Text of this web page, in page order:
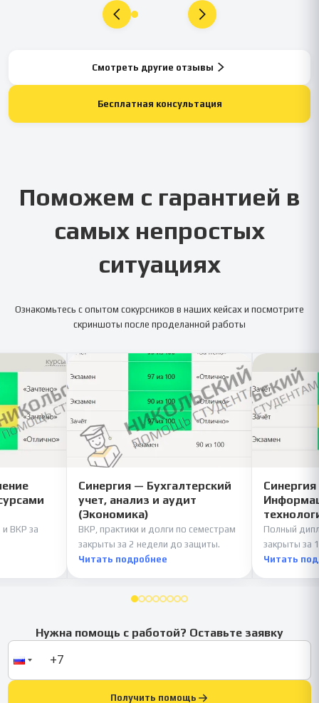
Смотреть другие отзывы
Бесплатная консультация
Поможем с гарантией в
самых непростых
ситуациях
Ознакомьтесь с опытом сокурсников в наших кейсах и посмотрите
скриншоты после проделанной работы
и ВКР за
Синергия — Бухгалтерский
учет, анализ и аудит
(Экономика)
ВКР, практики и долги по семестрам
закрыты за 2 недели до защиты.
Читать подробнее
Полный
закрыты за
Читать
Нужна помощь с работой? Оставьте заявку
Получить помощь